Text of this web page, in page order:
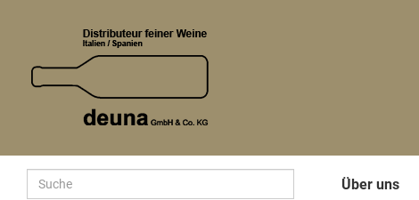
Über uns